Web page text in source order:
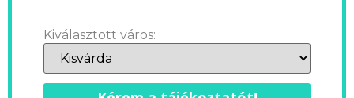
Kiválasztott város: